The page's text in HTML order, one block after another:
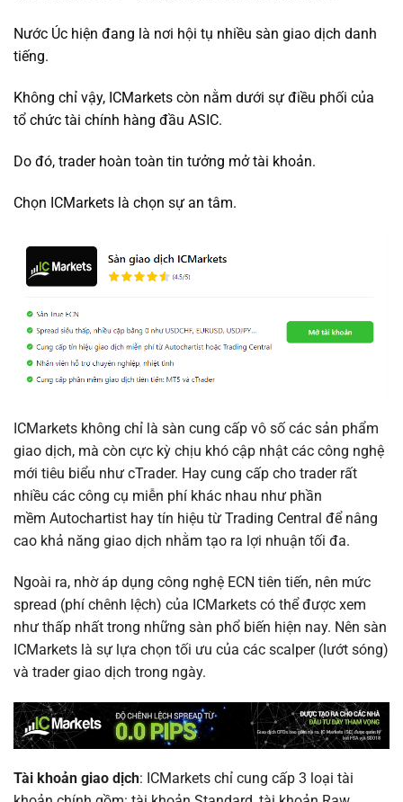
Nước Úc hiện đang là nơi hội tụ nhiều sàn giao dịch danh
tiếng.
Không chỉ vậy, ICMarkets còn nằm dưới sự điều phối của
tổ chức tài chính hàng đầu ASIC.
Do đó, trader hoàn toàn tin tưởng mở tài khoản.
Chọn ICMarkets là chọn sự an tâm.
ICMarkets không chỉ là sàn cung cấp vô số các sản phẩm
giao dịch, mà còn cực kỳ chịu khó cập nhật các công nghệ
mới tiêu biểu như cTrader. Hay cung cấp cho trader rất
nhiều các công cụ miễn phí khác nhau như phần
mềm Autochartist hay tín hiệu từ Trading Central để nâng
cao khả năng giao dịch nhằm tạo ra lợi nhuận tối đa.
Ngoài ra, nhờ áp dụng công nghệ ECN tiên tiến, nên mức
spread (phí chênh lệch) của ICMarkets có thể được xem
như thấp nhất trong những sàn phổ biến hiện nay. Nên sàn
ICMarkets là sự lựa chọn tối ưu của các scalper (lướt sóng)
và trader giao dịch trong ngày.
Tài khoản giao dịch: ICMarkets chỉ cung cấp 3 loại tài